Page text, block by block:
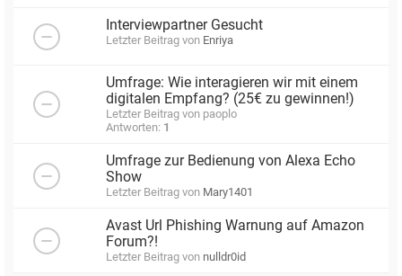
Interviewpartner Gesucht
Letzter Beitrag von Enriya
Umfrage: Wie interagieren wir mit einem
digitalen Empfang? (25€ zu gewinnen!)
Letzter Beitrag von paoplo
Antworten: 1
Umfrage zur Bedienung von Alexa Echo
Show
Letzter Beitrag von Mary1401
Avast Url Phishing Warnung auf Amazon
Forum?!
Letzter Beitrag von nulldr0id